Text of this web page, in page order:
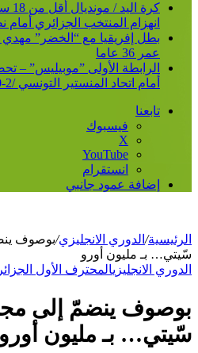
انهزام المنتخب الجزائري أمام
بطل إفريقيا مع “الخضر”
عمر 36 عاما
الرابطة الأولى ”موبيليس”
أمام اتحاد المنستير التونسي /2-0/
تابعنا
فيسبوك
‫X
‫YouTube
انستقرام
إضافة عمود جانبي
الرئيسية/ الدوري الانجليزي/بوصوف
سّيتي… بـ مليون أورو
الدوري الانجليزيالمحترف الأول
بوصوف ينضمّ إلى
سّيتي… بـ مليون أورو